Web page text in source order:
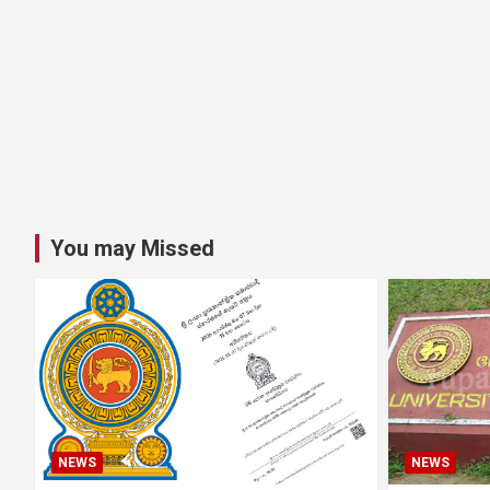
You may Missed
NEWS NEWS